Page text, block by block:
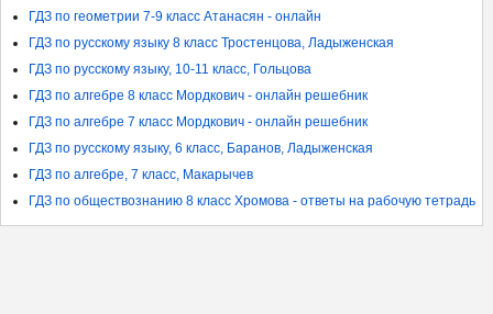
ГДЗ по геометрии 7-9 класс Атанасян - онлайн
ГДЗ по русскому языку 8 класс Тростенцова, Ладыженская
ГДЗ по русскому языку, 10-11 класс, Гольцова
ГДЗ по алгебре 8 класс Мордкович - онлайн решебник
ГДЗ по алгебре 7 класс Мордкович - онлайн решебник
ГДЗ по русскому языку, 6 класс, Баранов, Ладыженская
ГДЗ по алгебре, 7 класс, Макарычев
ГДЗ по обществознанию 8 класс Хромова - ответы на рабочую тетрадь